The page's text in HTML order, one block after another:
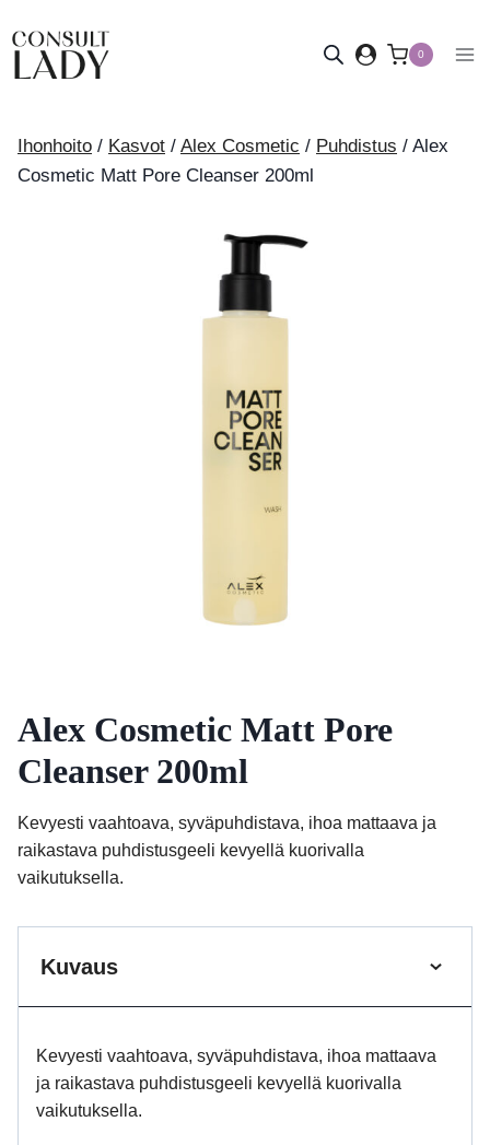
sisältöön
0
Ihonhoito / Kasvot / Alex Cosmetic / Puhdistus / Alex
Cosmetic Matt Pore Cleanser 200ml
Alex Cosmetic Matt Pore
Cleanser 200ml
Kevyesti vaahtoava, syväpuhdistava, ihoa mattaava ja
raikastava puhdistusgeeli kevyellä kuorivalla
vaikutuksella.
Kuvaus
Kevyesti vaahtoava, syväpuhdistava, ihoa mattaava
ja raikastava puhdistusgeeli kevyellä kuorivalla
vaikutuksella.